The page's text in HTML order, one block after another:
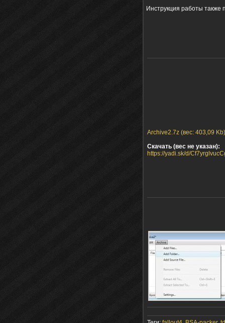
Инструкция работы также
Archive2.7z (вес: 403,09 Kb)
Скачать (вес не указан):
https://yadi.sk/d/